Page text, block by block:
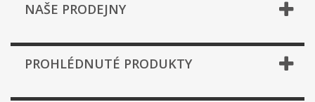
NAŠE PRODEJNY
PROHLÉDNUTÉ PRODUKTY